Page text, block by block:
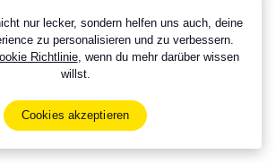
nur lecker, sondern helfen uns auch, deine
zu personalisieren und zu verbessern.
Richtlinie, wenn du mehr darüber wissen
willst.
Cookies akzeptieren